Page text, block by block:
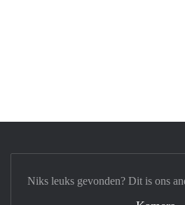
Niks leuks gevonden? Dit is ons